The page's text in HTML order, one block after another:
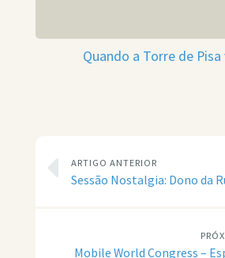
Quando a Torre de Pisa
ARTIGO ANTERIOR
Sessão Nostalgia: Dono da
Mobile World Congress –